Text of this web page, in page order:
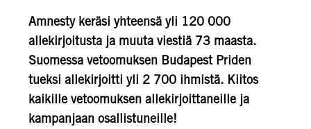
Amnesty keräsi yhteensä yli 120 000
allekirjoitusta ja muuta viestiä 73 maasta.
Suomessa vetoomuksen Budapest Priden
tueksi allekirjoitti yli 2 700 ihmistä. Kiitos
kaikille vetoomuksen allekirjoittaneille ja
kampanjaan osallistuneille!